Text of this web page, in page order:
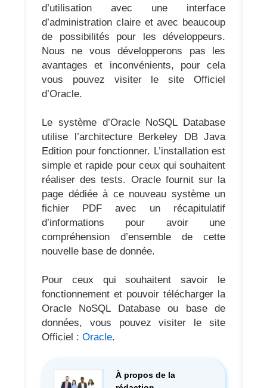
d’utilisation avec une interface
d’administration claire et avec beaucoup
de possibilités pour les développeurs.
Nous ne vous développerons pas les
avantages et inconvénients, pour cela
vous pouvez visiter le site Officiel
d’Oracle.
Le système d’Oracle NoSQL Database
utilise l’architecture Berkeley DB Java
Edition pour fonctionner. L’installation est
simple et rapide pour ceux qui souhaitent
réaliser des tests. Oracle fournit sur la
page dédiée à ce nouveau système un
fichier PDF avec un récapitulatif
d’informations pour avoir une
compréhension d’ensemble de cette
nouvelle base de donnée.
Pour ceux qui souhaitent savoir le
fonctionnement et pouvoir télécharger la
Oracle NoSQL Database ou base de
données, vous pouvez visiter le site
Officiel : Oracle.
À propos de la